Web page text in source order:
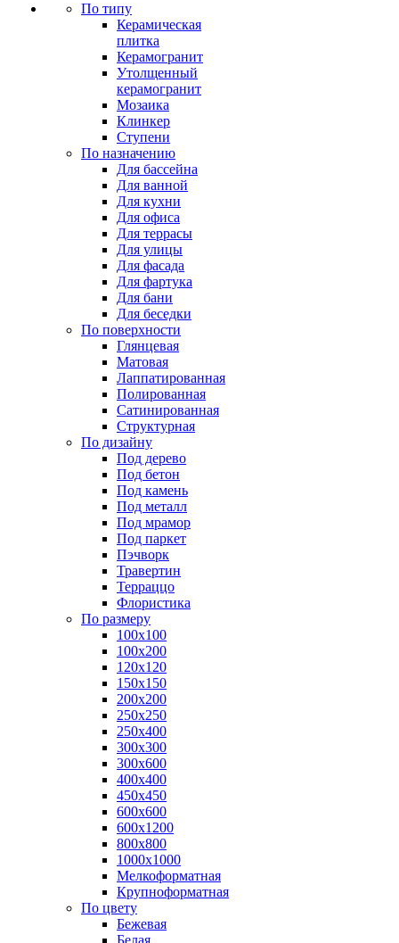
По типу
Керамическая
плитка
Керамогранит
Утолщенный
керамогранит
Мозаика
Клинкер
Ступени
По назначению
Для бассейна
Для ванной
Для кухни
Для офиса
Для террасы
Для улицы
Для фасада
Для фартука
Для бани
Для беседки
По поверхности
Глянцевая
Матовая
Лаппатированная
Полированная
Сатинированная
Структурная
По дизайну
Под дерево
Под бетон
Под камень
Под металл
Под мрамор
Под паркет
Пэчворк
Травертин
Терраццо
Флористика
По размеру
100х100
100х200
120х120
150х150
200х200
250х250
250х400
300х300
300х600
400х400
450х450
600х600
600х1200
800х800
1000х1000
Мелкоформатная
Крупноформатная
По цвету
Бежевая
Белая